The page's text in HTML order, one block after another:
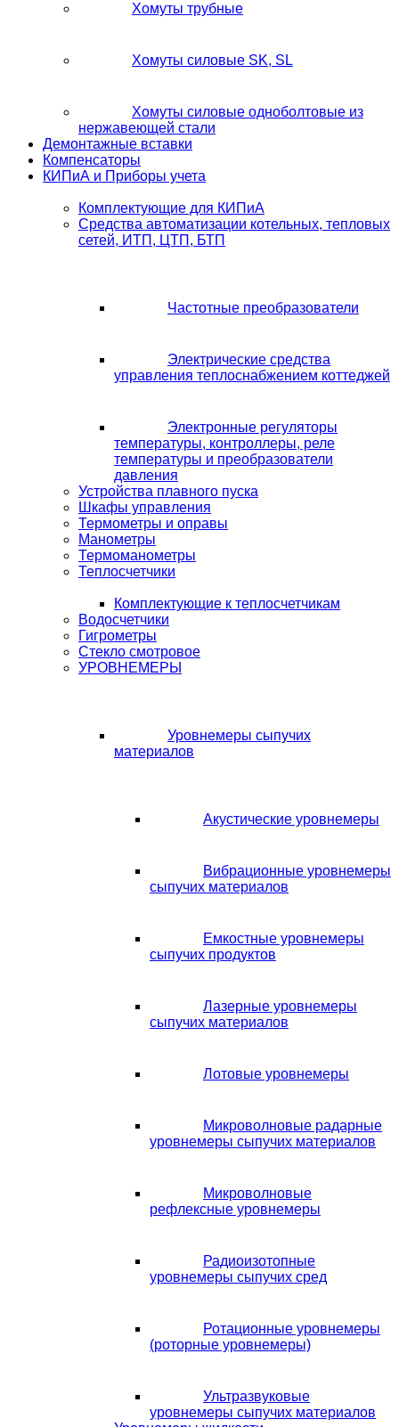
Хомуты трубные
Хомуты силовые SK, SL
Хомуты силовые одноболтовые из
нержавеющей стали
Демонтажные вставки
Компенсаторы
КИПиА и Приборы учета
Комплектующие для КИПиА
Средства автоматизации котельных, тепловых
сетей, ИТП, ЦТП, БТП
Частотные преобразователи
Электрические средства
управления теплоснабжением коттеджей
Электронные регуляторы
температуры, контроллеры, реле
температуры и преобразователи
давления
Устройства плавного пуска
Шкафы управления
Термометры и оправы
Манометры
Термоманометры
Теплосчетчики
Комплектующие к теплосчетчикам
Водосчетчики
Гигрометры
Стекло смотровое
УРОВНЕМЕРЫ
Уровнемеры сыпучих
материалов
Акустические уровнемеры
Вибрационные уровнемеры
сыпучих материалов
Емкостные уровнемеры
сыпучих продуктов
Лазерные уровнемеры
сыпучих материалов
Лотовые уровнемеры
Микроволновые радарные
уровнемеры сыпучих материалов
Микроволновые
рефлексные уровнемеры
Радиоизотопные
уровнемеры сыпучих сред
Ротационные уровнемеры
(роторные уровнемеры)
Ультразвуковые
уровнемеры сыпучих материалов